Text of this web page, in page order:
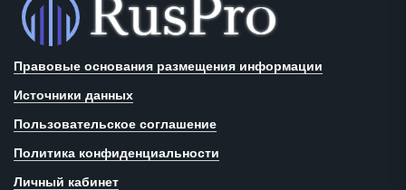
Правовые основания размещения информации
Источники данных
Пользовательское соглашение
Политика конфиденциальности
Личный кабинет